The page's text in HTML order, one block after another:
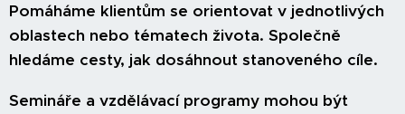
Pomáháme klientům se orientovat v jednotlivých
oblastech nebo tématech života. Společně
hledáme cesty, jak dosáhnout stanoveného cíle.
Semináře a vzdělávací programy mohou být